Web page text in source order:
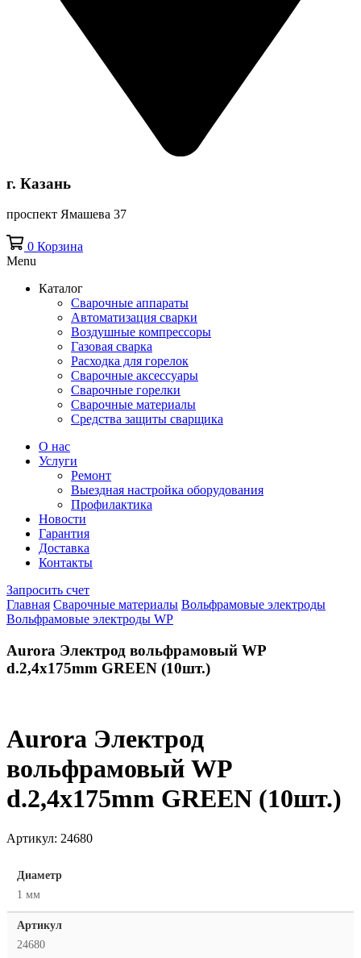
г. Казань
проспект Ямашева 37
0 Корзина
Menu
Каталог
Сварочные аппараты
Автоматизация сварки
Воздушные компрессоры
Газовая сварка
Расходка для горелок
Сварочные аксессуары
Сварочные горелки
Сварочные материалы
Средства защиты сварщика
О нас
Услуги
Ремонт
Выездная настройка оборудования
Профилактика
Новости
Гарантия
Доставка
Контакты
Запросить счет
Главная Сварочные материалы Вольфрамовые электроды
Вольфрамовые электроды WP
Aurora Электрод вольфрамовый WP
d.2,4x175mm GREEN (10шт.)
Aurora Электрод
вольфрамовый WP
d.2,4x175mm GREEN (10шт.)
Артикул: 24680
Диаметр
1 мм
Артикул
24680